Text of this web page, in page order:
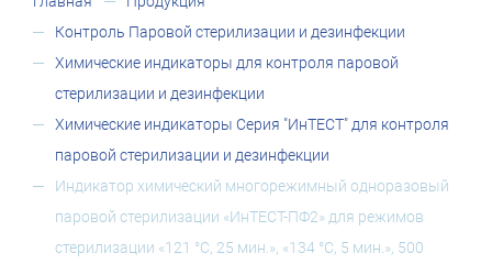
Контроль Паровой стерилизации и дезинфекции
Химические индикаторы для контроля паровой
стерилизации и дезинфекции
Химические индикаторы Серия "ИнТЕСТ" для контроля
паровой стерилизации и дезинфекции
Индикатор химический многорежимный одноразовый
паровой стерилизации «ИнТЕСТ-ПФ2» для режимов
стерилизации «121 °C, 25 мин.», «134 °C, 5 мин.», 500